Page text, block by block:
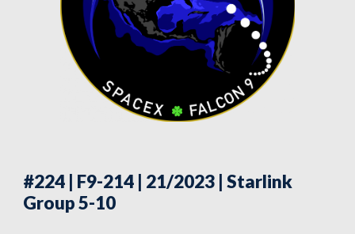
#224 | F9-214 | 21/2023 | Starlink
Group 5-10